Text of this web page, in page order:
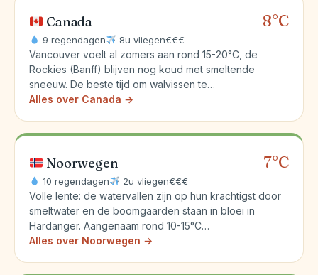
Canada 8°C
9 regendagen 8u vliegen€€€
Vancouver voelt al zomers aan rond 15-20°C, de
Rockies (Banff) blijven nog koud met smeltende
sneeuw. De beste tijd om walvissen te…
Alles over Canada →
Noorwegen 7°C
10 regendagen 2u vliegen€€€
Volle lente: de watervallen zijn op hun krachtigst door
smeltwater en de boomgaarden staan in bloei in
Hardanger. Aangenaam rond 10-15°C…
Alles over Noorwegen →